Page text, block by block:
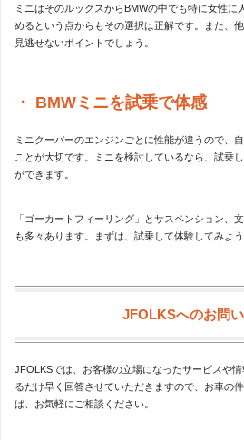
ミニはそのルックスからBMWの中でも特に女性に
めるという点からもその選択は正解です。また、
見逃せないポイントでしょう。
BMWミニを試乗で体感
ミニクーパーのエンジンごとに性能が違うので、
ことが大切です。ミニを検討しているなら、試乗
ができます。
「ゴーカートフィーリング」とサスペンション、
も多々あります。まずは、試乗して体験してみよう
JFOLKSへのお問
JFOLKSでは、お客様の立場になったサービスや
るだけ早く回答させていただきますので、お車の
ば、お気軽にご相談ください。